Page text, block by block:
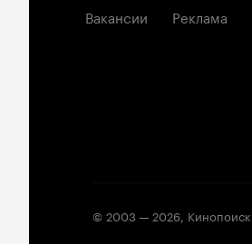
Вакансии Реклама
© 2003 —2026, Кинопоиск